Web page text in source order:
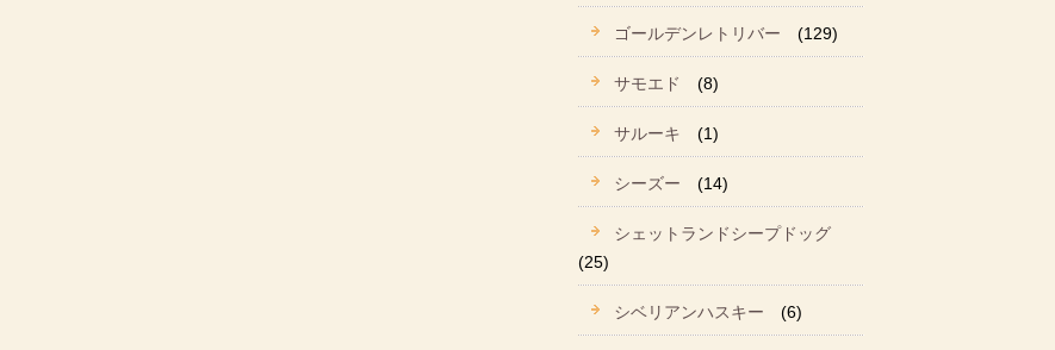
ゴールデンレトリバー (129)
サモエド (8)
サルーキ (1)
シーズー (14)
シェットランドシープドッグ
(25)
シベリアンハスキー (6)